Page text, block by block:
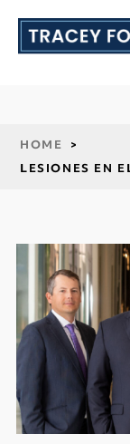
HOME
>
LESIONES EN